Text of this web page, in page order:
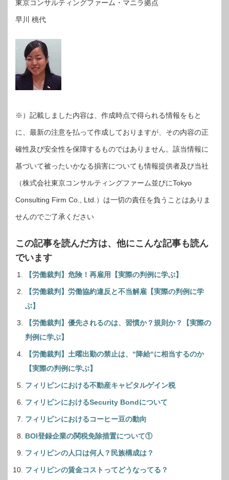
東京コンサルティングファーム・マニラ拠点
早川 桃代
※）記載しました内容は、作成時点で得られる情報をもと
に、最新の注意を払って作成しておりますが、その内容の正
確性及び安全性を保障するものではありません。該当情報に
基づいて被ったいかなる損害についても情報提供者及び当社
（株式会社東京コンサルティングファーム並びにTokyo
Consulting Firm Co., Ltd.）は一切の責任を負うことはありま
せんのでご了承ください
この記事を読んだ方は、他にこんな記事も読ん
でいます
【労働裁判】危険！再雇用【実際の判例に学ぶ】
【労働裁判】労働協約違反と不当解雇【実際の判例に学
ぶ】
【労働裁判】優先されるのは、習慣か？規則か？【実際の
判例に学ぶ】
【労働裁判】土曜出勤の禁止は、“降給“に相当するのか
【実際の判例に学ぶ】
フィリピンにおける不動産キャピタルゲイン税
フィリピンにおけるSecurity Bondについて
フィリピンにおけるコーヒー豆の動向
BOI登録企業の関税免除措置について①
フィリピンの人口は何人？民族構成は？
フィリピンの賃金コストってどうなってる？